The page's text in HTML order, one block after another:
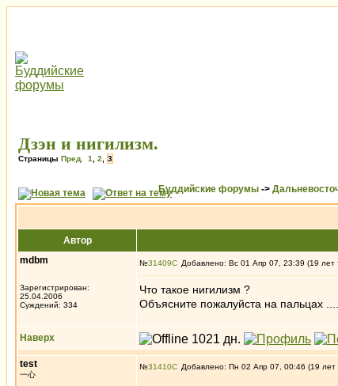
Дзэн и нигилизм.
Страницы Пред. 1 2 3
Буддийские форумы ->
Автор
mdbm
Зарегистрирован:
25.04.2006
Суждений: 334
№31409 Добавлено: Вс 01 Апр 07, 23:39 (19 лет
Что такое нигилизм ?
Объясните пожалуйста на пальцах ....
Наверх
test
一心
№31410 Добавлено: Пн 02 Апр 07, 00:46 (19 лет